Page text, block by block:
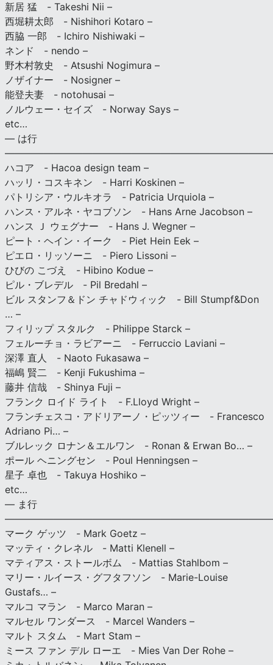
新居 猛 - Takeshi Nii –
西堀耕太郎 - Nishihori Kotaro –
西脇 一郎 - Ichiro Nishiwaki –
ネンド - nendo –
野木村敦史 - Atsushi Nogimura –
ノザイナー - Nosigner –
能登夫妻 - notohusai –
ノルウェー・セイズ - Norway Says –
etc…
— は行
ハコア - Hacoa design team –
ハッリ・コスキネン - Harri Koskinen –
パトリシア・ウルキオラ - Patricia Urquiola –
ハンス・アルネ・ヤコブソン - Hans Arne Jacobson –
ハンス Ｊ ウェグナー - Hans J. Wegner –
ピート・ヘイン・イーク - Piet Hein Eek –
ピエロ・リッソーニ - Piero Lissoni –
ひびの こづえ - Hibino Kodue –
ピル・ブレデル - Pil Bredahl –
ビル スタンフ＆ドン チャドウィック - Bill Stumpf&Don
… –
フィリップ スタルク - Philippe Starck –
フェルーチョ・ラビアーニ - Ferruccio Laviani –
深澤 直人 - Naoto Fukasawa –
福嶋 賢二 - Kenji Fukushima –
藤井 信哉 - Shinya Fuji –
フランク ロイド ライト - F.Lloyd Wright –
フランチェスコ・アドリアーノ・ピッツィー - Francesco
Adriano Pi… –
ブルレック ロナン＆エルワン - Ronan & Erwan Bo… –
ポール ヘニングセン - Poul Henningsen –
星子 卓也 - Takuya Hoshiko –
etc…
— ま行
マーク ゲッツ - Mark Goetz –
マッティ・クレネル - Matti Klenell –
マティアス・ストールボム - Mattias Stahlbom –
マリー・ルイース・グフタフソン - Marie-Louise
Gustafs… –
マルコ マラン - Marco Maran –
マルセル ワンダース - Marcel Wanders –
マルト スタム - Mart Stam –
ミース ファン デル ローエ - Mies Van Der Rohe –